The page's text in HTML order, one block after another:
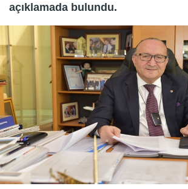
açıklamada bulundu.